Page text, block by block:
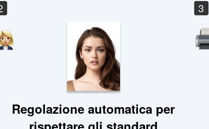
Regolazione automatica per
3